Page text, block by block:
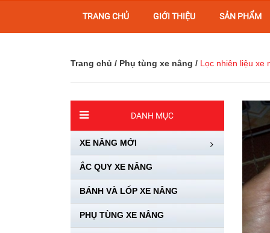
TRANG CHỦ GIỚI THIỆU SẢN PHẨM
Trang chủ / Phụ tùng xe nâng / Lọc nhiên liệu xe
DANH MỤC
XE NÂNG MỚI
ẮC QUY XE NÂNG
BÁNH VÀ LỐP XE NÂNG
PHỤ TÙNG XE NÂNG